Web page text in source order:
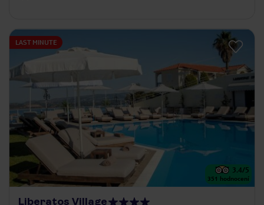
LAST MINUTE
3.4/5
351 hodnocení
Liberatos Village